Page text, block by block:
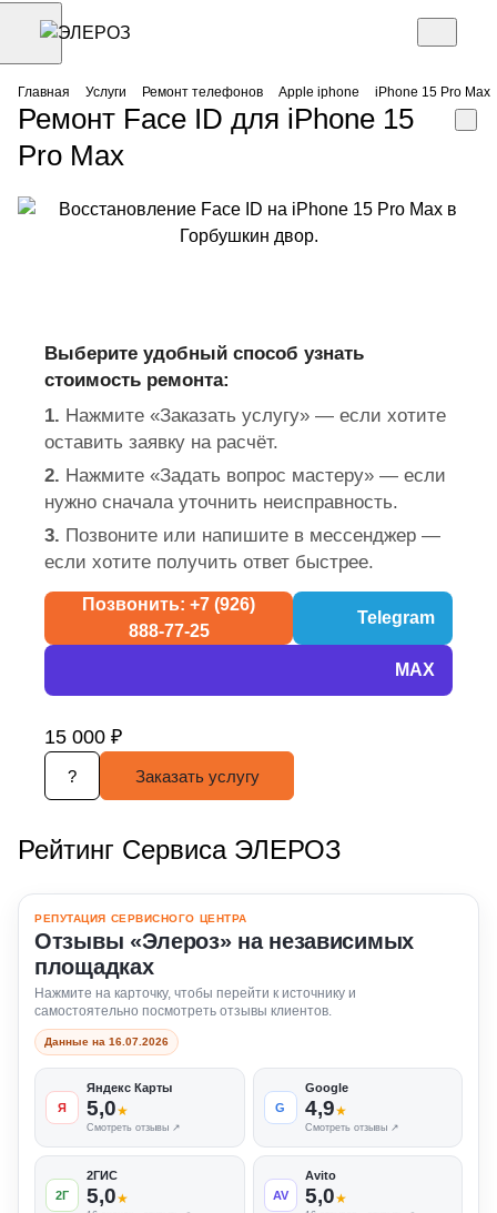
Главная Услуги Ремонт телефонов Apple iphone iPhone 15 Pro Max
Ремонт Face ID для iPhone 15
Pro Max
Выберите удобный способ узнать
стоимость ремонта:
1. Нажмите «Заказать услугу» — если хотите
оставить заявку на расчёт.
2. Нажмите «Задать вопрос мастеру» — если
нужно сначала уточнить неисправность.
3. Позвоните или напишите в мессенджер —
если хотите получить ответ быстрее.
Позвонить: +7 (926)
888-77-25
Telegram
MAX
15 000 ₽
? Заказать услугу
Рейтинг Сервиса ЭЛЕРОЗ
РЕПУТАЦИЯ СЕРВИСНОГО ЦЕНТРА
Отзывы «Элероз» на независимых
площадках
Нажмите на карточку, чтобы перейти к источнику и
самостоятельно посмотреть отзывы клиентов.
Данные на 16.07.2026
Я
Яндекс Карты
5,0★
Смотреть отзывы ↗
G
Google
4,9★
Смотреть отзывы ↗
2Г
2ГИС
5,0★ AV
Avito
5,0★